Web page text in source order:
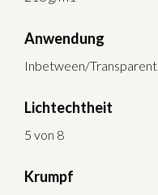
Anwendung
Inbetween/Transparent
Lichtechtheit
5 von 8
Krumpf